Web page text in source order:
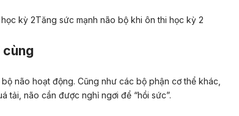
cùng
não hoạt động. Cũng như các bộ phận cơ thể khác,
tải, não cần được nghỉ ngơi để “hồi sức”.